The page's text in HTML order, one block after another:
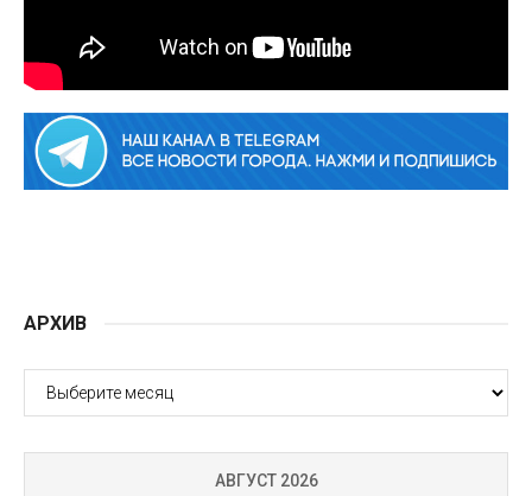
АРХИВ
АРХИВ
АВГУСТ 2026